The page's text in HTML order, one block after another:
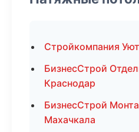
Стройкомпания
БизнесСтрой
Краснодар
БизнесСтрой
Махачкала